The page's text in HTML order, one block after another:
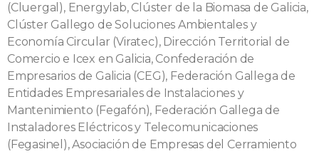
(Cluergal), Energylab, Clúster de la Biomasa de Galicia,
Clúster Gallego de Soluciones Ambientales y
Economía Circular (Viratec), Dirección Territorial de
Comercio e Icex en Galicia, Confederación de
Empresarios de Galicia (CEG), Federación Gallega de
Entidades Empresariales de Instalaciones y
Mantenimiento (Fegafón), Federación Gallega de
Instaladores Eléctricos y Telecomunicaciones
(Fegasinel), Asociación de Empresas del Cerramiento